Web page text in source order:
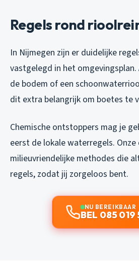
Regels rond
In Nijmegen zijn er duidelijke
vastgelegd in het
de bodem of een
dit extra belangrijk om boetes te
Chemische ontstoppers mag je
eerst de lokale waterregels.
milieuvriendelijke methodes die
regels, zodat jij zorgeloos bent.
NU BEREIKBAAR
BEL 085 019